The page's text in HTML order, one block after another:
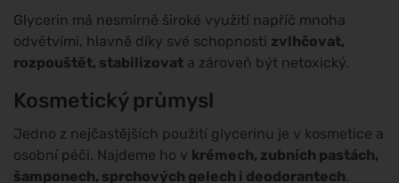
Glycerin má nesmírně široké využití napříč mnoha
odvětvími, hlavně díky své schopnosti zvlhčovat,
rozpouštět, stabilizovat a zároveň být netoxický.
Kosmetický průmysl
Jedno z nejčastějších použití glycerinu je v kosmetice a
osobní péči. Najdeme ho v krémech, zubních pastách,
šamponech, sprchových gelech i deodorantech.